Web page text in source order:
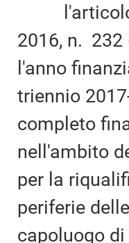
l'articolo
2016, n.
l'anno
triennio
completo
nell'ambito
per la
periferie
capoluogo